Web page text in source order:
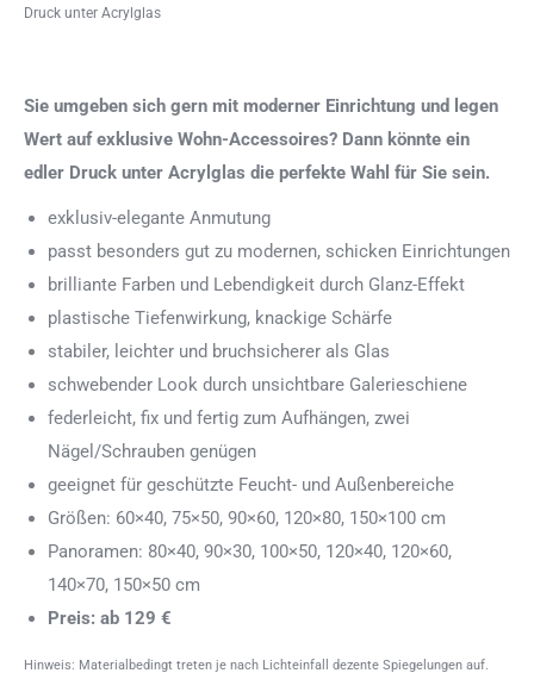
Druck unter Acrylglas
Sie umgeben sich gern mit moderner Einrichtung und legen
Wert auf exklusive Wohn-Accessoires? Dann könnte ein
edler Druck unter Acrylglas die perfekte Wahl für Sie sein.
exklusiv-elegante Anmutung
passt besonders gut zu modernen, schicken Einrichtungen
brilliante Farben und Lebendigkeit durch Glanz-Effekt
plastische Tiefenwirkung, knackige Schärfe
stabiler, leichter und bruchsicherer als Glas
schwebender Look durch unsichtbare Galerieschiene
federleicht, fix und fertig zum Aufhängen, zwei
Nägel/Schrauben genügen
geeignet für geschützte Feucht- und Außenbereiche
Größen: 60×40, 75×50, 90×60, 120×80, 150×100 cm
Panoramen: 80×40, 90×30, 100×50, 120×40, 120×60,
140×70, 150×50 cm
Preis: ab 129 €
Hinweis: Materialbedingt treten je nach Lichteinfall dezente Spiegelungen auf.